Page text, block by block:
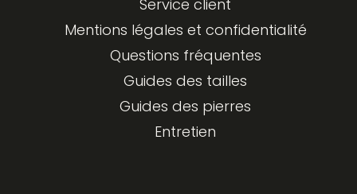
Service client
Mentions légales et confidentialité
Questions fréquentes
Guides des tailles
Guides des pierres
Entretien